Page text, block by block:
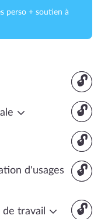
perso + soutien à
🔓
🔓
🔓
🔓
d'usages
🔓
travail